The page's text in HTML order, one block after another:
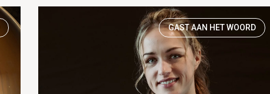
GAST AAN HET WOORD